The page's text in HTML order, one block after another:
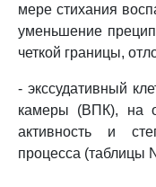
мере стихания
уменьшение
четкой границы,
- экссудативный
камеры (ВПК), на
активность и
процесса (таблицы